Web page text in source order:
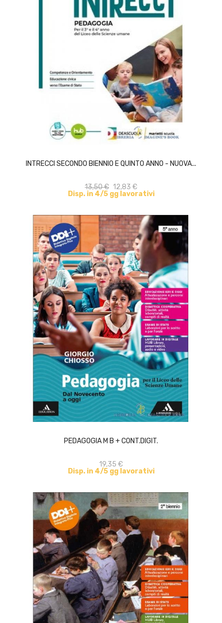
INTRECCI SECONDO BIENNIO E QUINTO ANNO - NUOVA...
13,50 € 12,83 €
Disp. in 4/5 gg lavorativi
ACQUISTA
PEDAGOGIA M B + CONT.DIGIT.
19,35 €
Disp. in 4/5 gg lavorativi
ACQUISTA